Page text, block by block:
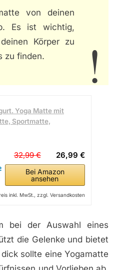
von deinen
Es ist wichtig,
Körper zu
zu finden.
Yoga Matte mit
Sportmatte,
26,99 €
32,99 €
Bei Amazon
ansehen
inkl. MwSt., zzgl. Versandkosten
bei der Auswahl eines
die Gelenke und bietet
sollte eine Yogamatte